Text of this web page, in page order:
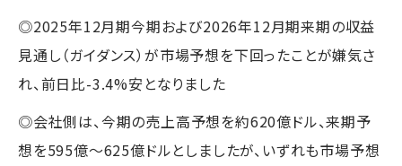
◎2025年12月期今期および2026年12月期来期の収益
見通し（ガイダンス）が市場予想を下回ったことが嫌気さ
れ、前日比-3.4%安となりました
◎会社側は、今期の売上高予想を約620億ドル、来期予
想を595億～625億ドルとしましたが、いずれも市場予想